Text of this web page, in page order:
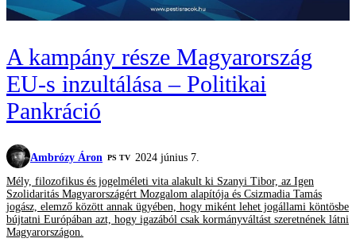
A kampány része Magyarország
EU-s inzultálása – Politikai
Pankráció
Ambrózy Áron PS TV 2024 június 7.
Mély, filozofikus és jogelméleti vita alakult ki Szanyi Tibor, az Igen
Szolidaritás Magyarországért Mozgalom alapítója és Csizmadia Tamás
jogász, elemző között annak ügyében, hogy miként lehet jogállami köntösbe
bújtatni Európában azt, hogy igazából csak kormányváltást szeretnének látni
Magyarországon.